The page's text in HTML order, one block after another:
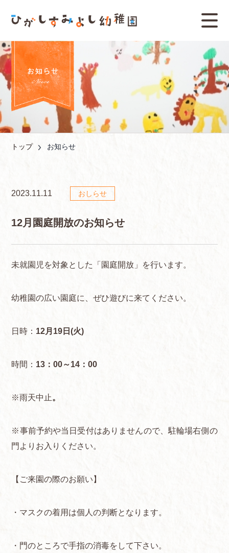
トップ お知らせ
2023.11.11 おしらせ
12月園庭開放のお知らせ
未就園児を対象とした「園庭開放」を行います。
幼稚園の広い園庭に、ぜひ遊びに来てください。
日時： 12月19日(火)
時間： 13：00～14：00
※雨天中止。
※事前予約や当日受付はありませんので、駐輪場右側の
門よりお入りください。
【ご来園の際のお願い】
・マスクの着用は個人の判断となります。
・門のところで手指の消毒をして下さい。